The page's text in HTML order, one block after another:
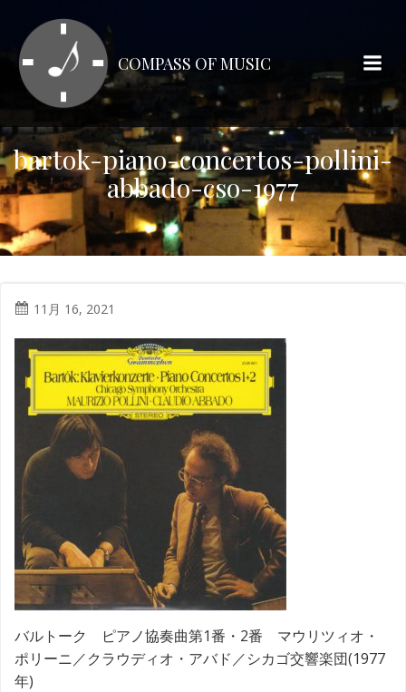
テ
ン
ツ
ス
キ
ッ
プ
COMPASS OF MUSIC
bartok-piano-concertos-pollini-
abbado-cso-1977
11月 16, 2021
バルトーク ピアノ協奏曲第1番・2番 マウリツィオ・
ポリーニ／クラウディオ・アバド／シカゴ交響楽団(1977
年)